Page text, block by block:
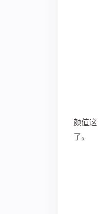
颜值
了。